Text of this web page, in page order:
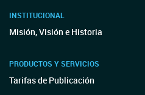
INSTITUCIONAL
Misión, Visión e Historia
PRODUCTOS Y SERVICIOS
Tarifas de Publicación